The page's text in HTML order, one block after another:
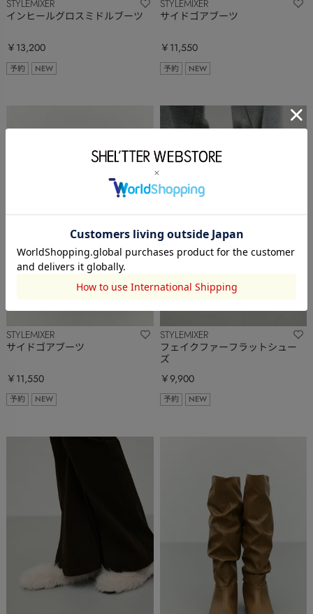
STYLEMIXER
インヒールグロスミドルブーツ
￥13,200
予約 NEW
STYLEMIXER
サイドゴアブーツ
￥11,550
予約 NEW
STYLEMIXER
サイドゴアブーツ
￥11,550
予約 NEW
STYLEMIXER
フェイクファーフラットシュー
ズ
￥9,900
予約 NEW